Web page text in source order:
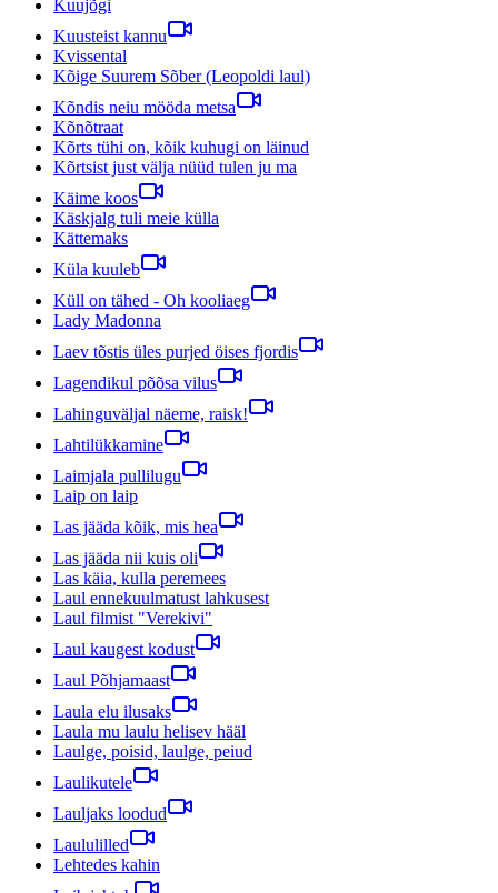
Kuujõgi
Kuusteist kannu
Kvissental
Kõige Suurem Sõber (Leopoldi laul)
Kõndis neiu mööda metsa
Kõnõtraat
Kõrts tühi on, kõik kuhugi on läinud
Kõrtsist just välja nüüd tulen ju ma
Käime koos
Käskjalg tuli meie külla
Kättemaks
Küla kuuleb
Küll on tähed - Oh kooliaeg
Lady Madonna
Laev tõstis üles purjed öises fjordis
Lagendikul põõsa vilus
Lahinguväljal näeme, raisk!
Lahtilükkamine
Laimjala pullilugu
Laip on laip
Las jääda kõik, mis hea
Las jääda nii kuis oli
Las käia, kulla peremees
Laul ennekuulmatust lahkusest
Laul filmist "Verekivi"
Laul kaugest kodust
Laul Põhjamaast
Laula elu ilusaks
Laula mu laulu helisev hääl
Laulge, poisid, laulge, peiud
Laulikutele
Lauljaks loodud
Laululilled
Lehtedes kahin